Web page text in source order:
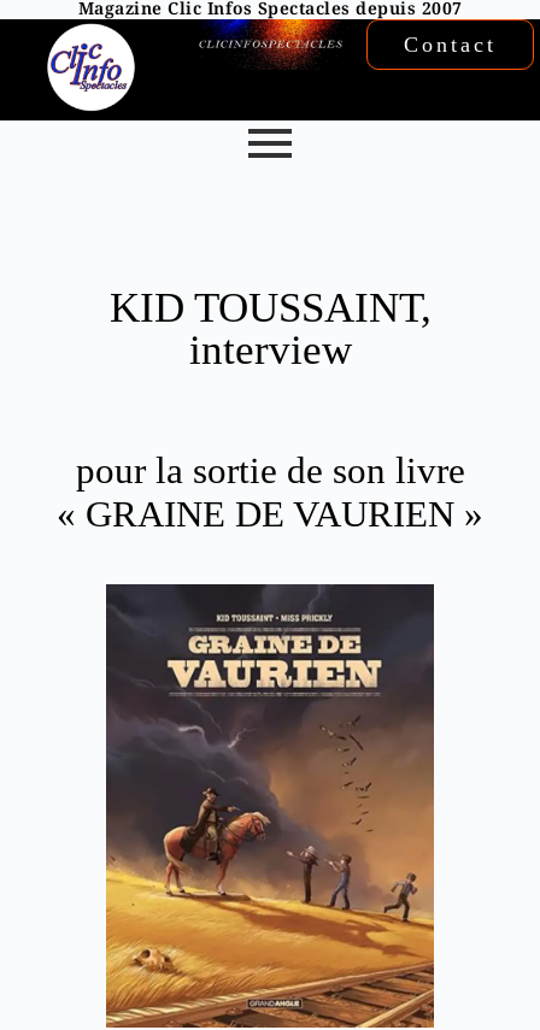
Magazine Clic Infos Spectacles depuis 2007
Contact
KID TOUSSAINT,
interview
pour la sortie de son livre
« GRAINE DE VAURIEN »